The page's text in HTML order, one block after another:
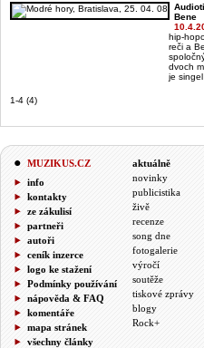
Bene
hip-
reči a
dvoch
je
1-4 (4)
MUZIKUS.CZ
info
kontakty
ze zákulisí
partneři
autoři
ceník inzerce
logo ke stažení
Podmínky používání
nápověda & FAQ
komentáře
mapa stránek
všechny články
aktuálně
novinky
publicistika
živě
recenze
song dne
fotogalerie
výročí
soutěže
tiskové zprávy
blogy
Rock+